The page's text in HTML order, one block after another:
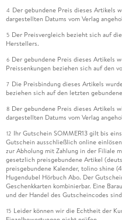
4 Der gebundene Preis dieses Artikels
dargestellten Datums vom Verlag
5 Der Preisvergleich bezieht sich auf
Herstellers.
6 Der gebundene Preis dieses Artikels
Preissenkungen beziehen sich auf den
7 Die Preisbindung dieses Artikels
beziehen sich auf den letzten
8 Der gebundene Preis dieses Artikels
dargestellten Datums vom Verlag
12 Ihr Gutschein SOMMER13 gilt bis
Gutschein ausschließlich online
zur Abholung mit Zahlung in der Filiale
gesetzlich preisgebundene Artikel
preisgebundene Kalender, tolino shine
Hugendubel Hörbuch Abo. Der
Geschenkkarten kombinierbar. Eine
und der Handel des Gutscheincodes
15 Leider können wir die Echtheit der